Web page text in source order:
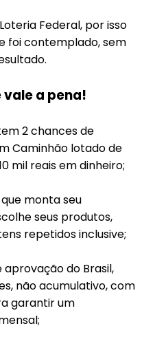
Federal, por isso
foi contemplado, sem
a pena!
2 chances de
Caminhão lotado de
mil reais em dinheiro;
monta seu
seus produtos,
repetidos inclusive;
do Brasil,
não acumulativo, com
garantir um